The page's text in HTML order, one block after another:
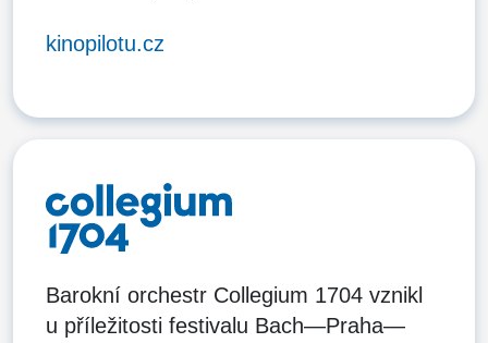
kinopilotu.cz
Barokní orchestr Collegium 1704 vznikl
u příležitosti festivalu Bach—Praha—